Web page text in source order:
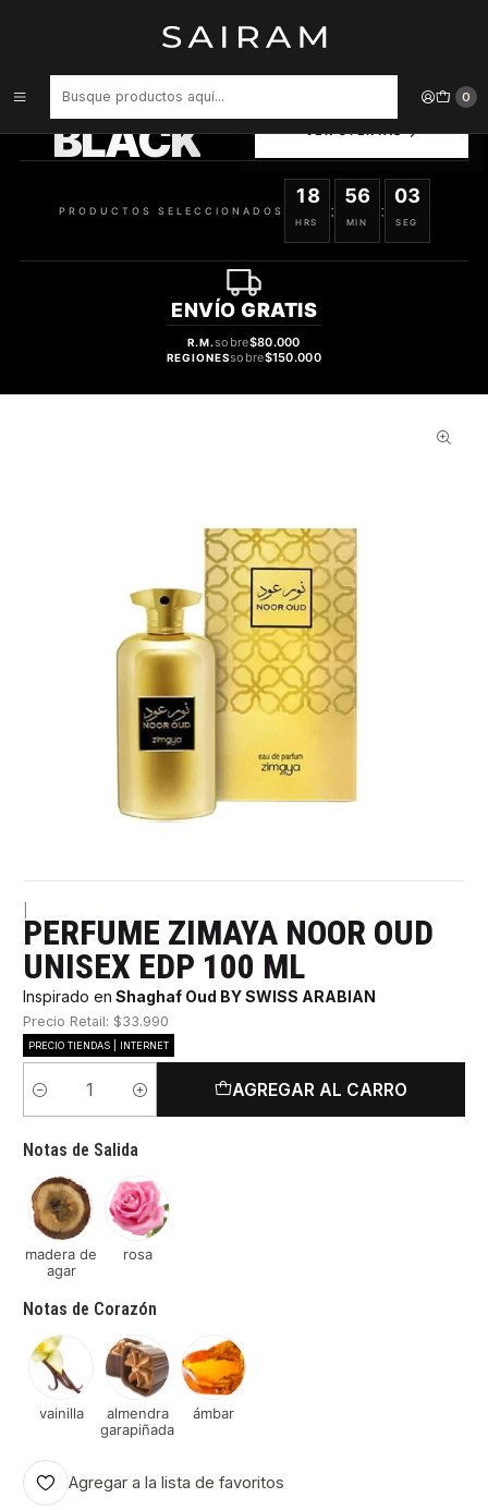
0
PERFUME ZIMAYA NOOR OUD UNISEX EDP 100 ML
BLACK
SELECCIONADOS
PRODUCTOS SELECCIONADOS
18
HRS
:
56
MIN
:
03
SEG
ENVÍO GRATIS
R.M.sobre$80.000
REGIONESsobre$150.000
PERFUME ZIMAYA NOOR OUD
UNISEX EDP 100 ML
Inspirado en Shaghaf Oud BY SWISS ARABIAN
Precio Retail: $33.990
PRECIO TIENDAS | INTERNET
Cantidad
AGREGAR AL CARRO
Notas de Salida
madera de
agar
rosa
Notas de Corazón
vainilla
almendra
garapiñada
ámbar
Agregar a la lista de favoritos